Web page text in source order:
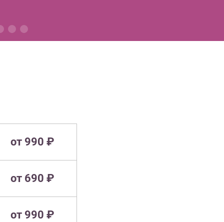
от 990 ₽
от 690 ₽
от 990 ₽